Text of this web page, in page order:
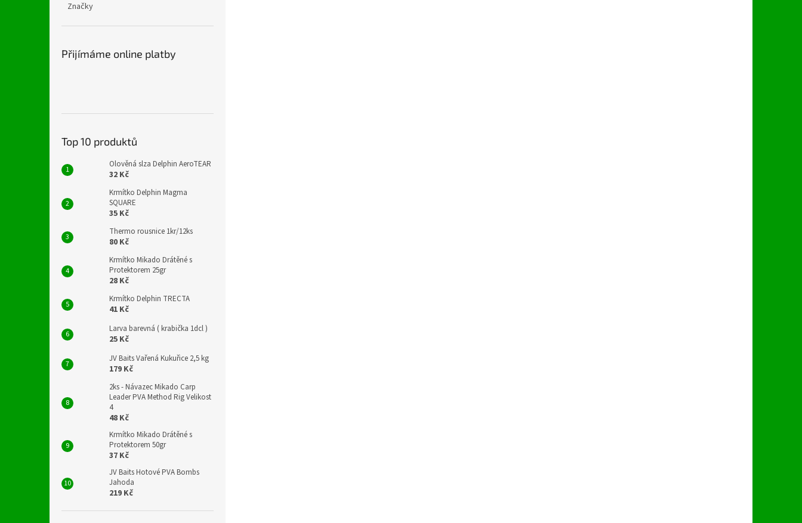
Značky
Přijímáme online platby
Top 10 produktů
Olověná slza Delphin AeroTEAR
32 Kč
Krmítko Delphin Magma
SQUARE
35 Kč
Thermo rousnice 1kr/12ks
80 Kč
Krmítko Mikado Drátěné s
Protektorem 25gr
28 Kč
Krmítko Delphin TRECTA
41 Kč
Larva barevná ( krabička 1dcl )
25 Kč
JV Baits Vařená Kukuřice 2,5 kg
179 Kč
2ks - Návazec Mikado Carp
Leader PVA Method Rig Velikost
4
48 Kč
Krmítko Mikado Drátěné s
Protektorem 50gr
37 Kč
JV Baits Hotové PVA Bombs
Jahoda
219 Kč